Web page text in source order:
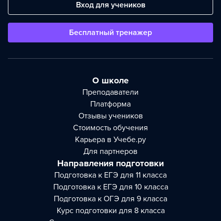
Вход для учеников
Бесплатный тренажер
О школе
Преподаватели
Платформа
Отзывы учеников
Стоимость обучения
Карьера в Учебе.ру
Для партнеров
Направления подготовки
Подготовка к ЕГЭ для 11 класса
Подготовка к ЕГЭ для 10 класса
Подготовка к ОГЭ для 9 класса
Курс подготовки для 8 класса